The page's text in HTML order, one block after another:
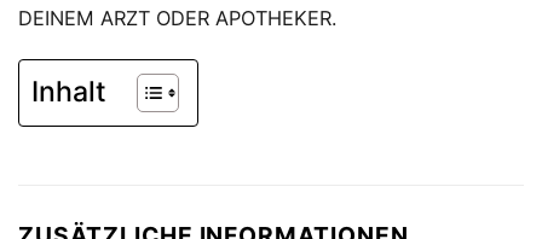
DEINEM ARZT ODER APOTHEKER.
Inhalt